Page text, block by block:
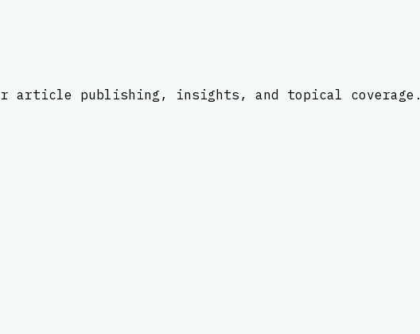
publishing, insights, and topical coverage.